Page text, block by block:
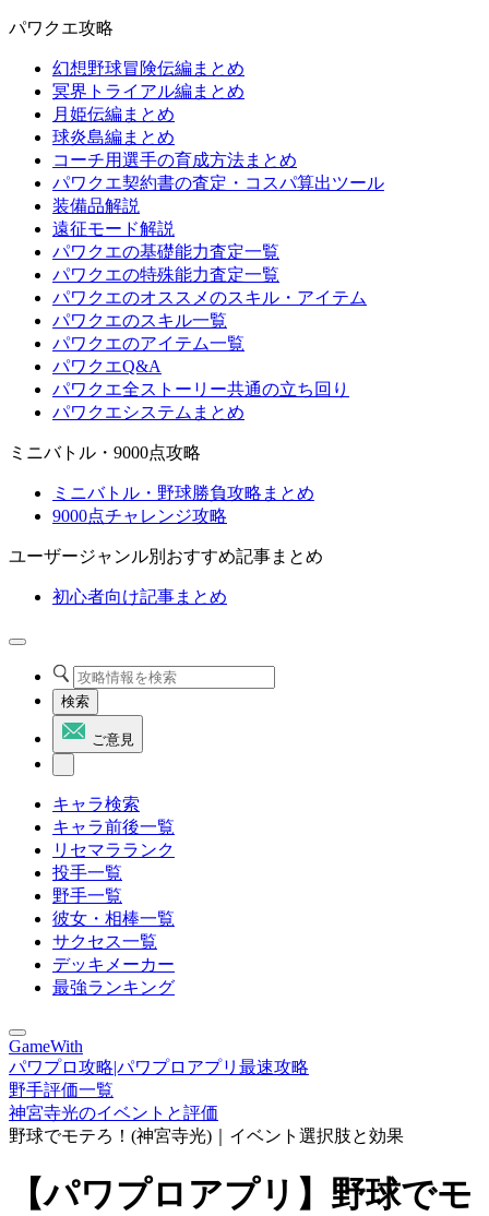
パワクエ攻略
幻想野球冒険伝編まとめ
冥界トライアル編まとめ
月姫伝編まとめ
球炎島編まとめ
コーチ用選手の育成方法まとめ
パワクエ契約書の査定・コスパ算出ツール
装備品解説
遠征モード解説
パワクエの基礎能力査定一覧
パワクエの特殊能力査定一覧
パワクエのオススメのスキル・アイテム
パワクエのスキル一覧
パワクエのアイテム一覧
パワクエQ&A
パワクエ全ストーリー共通の立ち回り
パワクエシステムまとめ
ミニバトル・9000点攻略
ミニバトル・野球勝負攻略まとめ
9000点チャレンジ攻略
ユーザージャンル別おすすめ記事まとめ
初心者向け記事まとめ
検索
ご意見
キャラ検索
キャラ前後一覧
リセマラランク
投手一覧
野手一覧
彼女・相棒一覧
サクセス一覧
デッキメーカー
最強ランキング
GameWith
パワプロ攻略|パワプロアプリ最速攻略
野手評価一覧
神宮寺光のイベントと評価
野球でモテろ！(神宮寺光)｜イベント選択肢と効果
【パワプロアプリ】野球でモ